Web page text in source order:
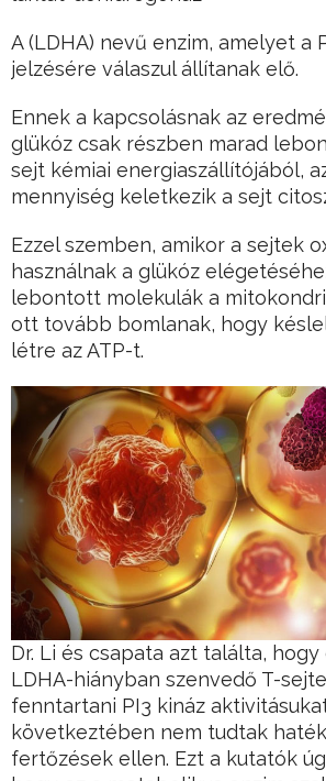
A (LDHA) nevű enzim, amelyet a
jelzésére válaszul állítanak elő.
Ennek a kapcsolásnak az
glükóz csak részben marad
sejt kémiai energiaszállítójából,
mennyiség keletkezik a sejt
Ezzel szemben, amikor a sejtek
használnak a glükóz
lebontott molekulák a
ott tovább bomlanak, hogy
létre az ATP-t.
Dr. Li és csapata azt találta,
LDHA-hiányban szenvedő T-
fenntartani PI3 kináz
következtében nem tudtak
fertőzések ellen. Ezt a kutatók